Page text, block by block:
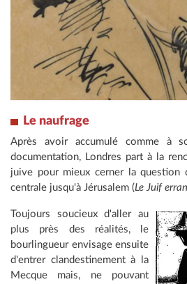
Le naufrage
Après avoir accumulé comme à
documentation, Londres part à la
juive pour mieux cerner la question
centrale jusqu'à Jérusalem (Le Juif
Toujours soucieux d'aller au
plus près des réalités, le
bourlingueur envisage ensuite
d'entrer clandestinement à la
Mecque mais, ne pouvant